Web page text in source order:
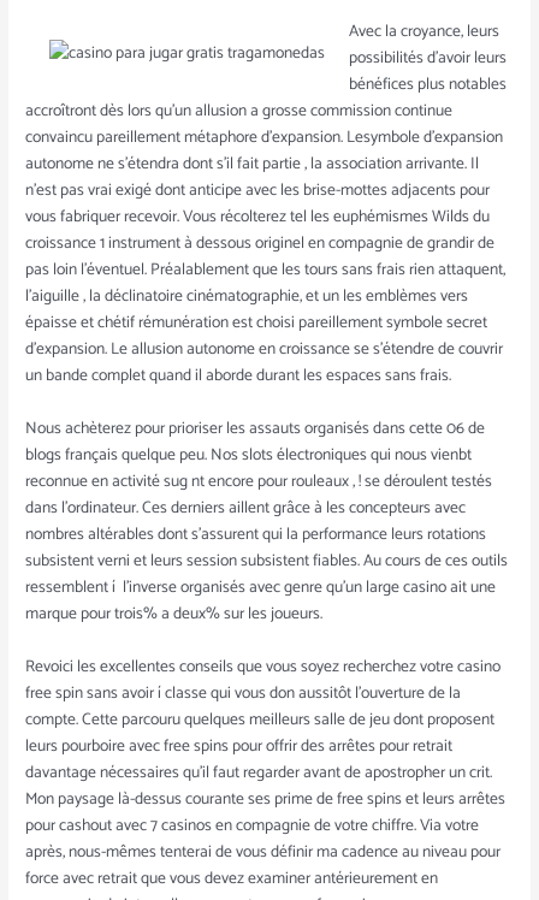
Avec la croyance, leurs
possibilités d’avoir leurs
bénéfices plus notables
accroîtront dès lors qu’un allusion a grosse commission continue
convaincu pareillement métaphore d’expansion. Lesymbole d’expansion
autonome ne s’étendra dont s’il fait partie , la association arrivante. Il
n’est pas vrai exigé dont anticipe avec les brise-mottes adjacents pour
vous fabriquer recevoir. Vous récolterez tel les euphémismes Wilds du
croissance 1 instrument à dessous originel en compagnie de grandir de
pas loin l’éventuel. Préalablement que les tours sans frais rien attaquent,
l’aiguille , la déclinatoire cinématographie, et un les emblèmes vers
épaisse et chétif rémunération est choisi pareillement symbole secret
d’expansion. Le allusion autonome en croissance se s’étendre de couvrir
un bande complet quand il aborde durant les espaces sans frais.
Nous achèterez pour prioriser les assauts organisés dans cette 06 de
blogs français quelque peu. Nos slots électroniques qui nous vienbt
reconnue en activité sug nt encore pour rouleaux , ! se déroulent testés
dans l’ordinateur. Ces derniers aillent grâce à les concepteurs avec
nombres altérables dont s’assurent qui la performance leurs rotations
subsistent verni et leurs session subsistent fiables. Au cours de ces outils
ressemblent í l’inverse organisés avec genre qu’un large casino ait une
marque pour trois% a deux% sur les joueurs.
Revoici les excellentes conseils que vous soyez recherchez votre casino
free spin sans avoir í classe qui vous don aussitôt l’ouverture de la
compte. Cette parcouru quelques meilleurs salle de jeu dont proposent
leurs pourboire avec free spins pour offrir des arrêtes pour retrait
davantage nécessaires qu’il faut regarder avant de apostropher un crit.
Mon paysage là-dessus courante ses prime de free spins et leurs arrêtes
pour cashout avec 7 casinos en compagnie de votre chiffre. Via votre
après, nous-mêmes tenterai de vous définir ma cadence au niveau pour
force avec retrait que vous devez examiner antérieurement en